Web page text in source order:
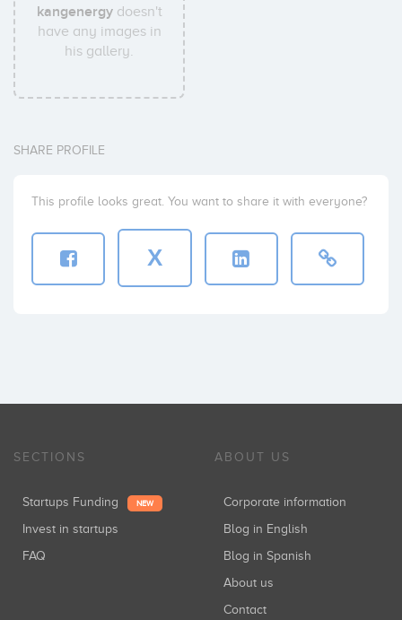
kangenergydoesn't
have any images in
his gallery.
SHARE PROFILE
This profile looks great. You want to share it with everyone?
X
SECTIONS
Startups Funding NEW
Invest in startups
FAQ
ABOUT US
Corporate information
Blog in English
Blog in Spanish
About us
Contact